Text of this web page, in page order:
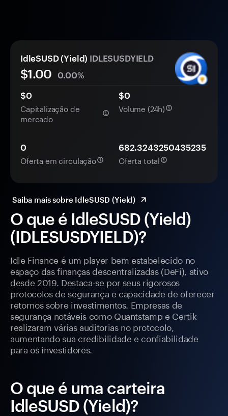
O que é IdleSUSD (Yield)
(IDLESUSDYIELD)?
Idle Finance é um player bem estabelecido no
espaço das finanças descentralizadas (DeFi), ativo
desde 2019. Destaca-se por seus rigorosos
protocolos de segurança e capacidade de oferecer
retornos sobre investimentos. Empresas de
segurança notáveis como Quantstamp e Certik
realizaram várias auditorias no protocolo,
aumentando sua credibilidade e confiabilidade
para os investidores.
O que é uma carteira
IdleSUSD (Yield)?
IdleSUSD (Yield) IDLESUSDYIELD
$1.00
0.00%
$0
Capitalização de
mercado
$0
Volume (24h)
0
Oferta em circulação
682.3243250435235
Oferta total
Saiba mais sobre IdleSUSD (Yield)